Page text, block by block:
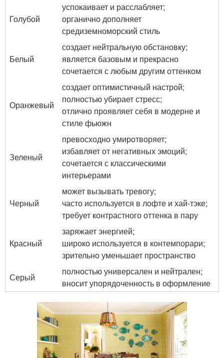
Голубой
успокаивает и расслабляет;
органично дополняет
средиземноморский стиль
Белый
создает нейтральную обстановку;
является базовым и прекрасно
сочетается с любым другим оттенком
Оранжевый
создает оптимистичный настрой;
полностью убирает стресс;
отлично проявляет себя в модерне и
стиле фьюжн
Зеленый
превосходно умиротворяет;
избавляет от негативных эмоций;
сочетается с классическими
интерьерами
Черный
может вызывать тревогу;
часто используется в лофте и хай-тэке;
требует контрастного оттенка в пару
Красный
заряжает энергией;
широко используется в контемпорари;
зрительно уменьшает пространство
Серый
полностью универсален и нейтрален;
вносит упорядоченность в оформление